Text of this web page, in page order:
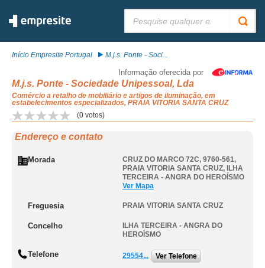
Início Empresite Portugal M.j.s. Ponte - Soci...
Informação oferecida por
M.j.s. Ponte - Sociedade Unipessoal, Lda
Comércio a retalho de mobiliário e artigos de iluminação, em
estabelecimentos especializados, PRAIA VITORIA SANTA CRUZ
(0 votos)
Endereço e contato
Morada CRUZ DO MARCO 72C, 9760-561,
PRAIA VITORIA SANTA CRUZ, ILHA
TERCEIRA - ANGRA DO HEROÍSMO
Ver Mapa
Freguesia PRAIA VITORIA SANTA CRUZ
Concelho
ILHA TERCEIRA - ANGRA DO
HEROÍSMO
Telefone 29554... Ver Telefone